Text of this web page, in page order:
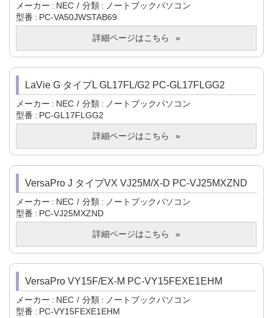
メーカー NEC 分類
ノートブックパソコン
型番
PC-VA50JWSTAB69
詳細ページはこちら
LaVie G タイプL GL17FL/G2 PC-GL17FLGG2
メーカー NEC 分類
ノートブックパソコン
型番
PC-GL17FLGG2
詳細ページはこちら
VersaPro J タイプVX VJ25M/X-D PC-VJ25MXZND
メーカー NEC 分類
ノートブックパソコン
型番
PC-VJ25MXZND
詳細ページはこちら
VersaPro VY15F/EX-M PC-VY15FEXE1EHM
メーカー NEC 分類
ノートブックパソコン
型番
PC-VY15FEXE1EHM